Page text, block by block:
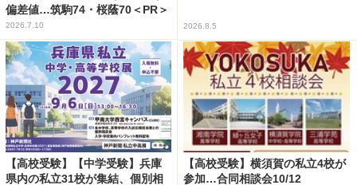
偏差値…筑駒74・桜蔭70＜PR＞
2026.7.10 2026.8.5
【高校受験】【中学受験】兵庫
県内の私立31校が集結、個別相
【高校受験】横須賀の私立4校が
参加…合同相談会10/12